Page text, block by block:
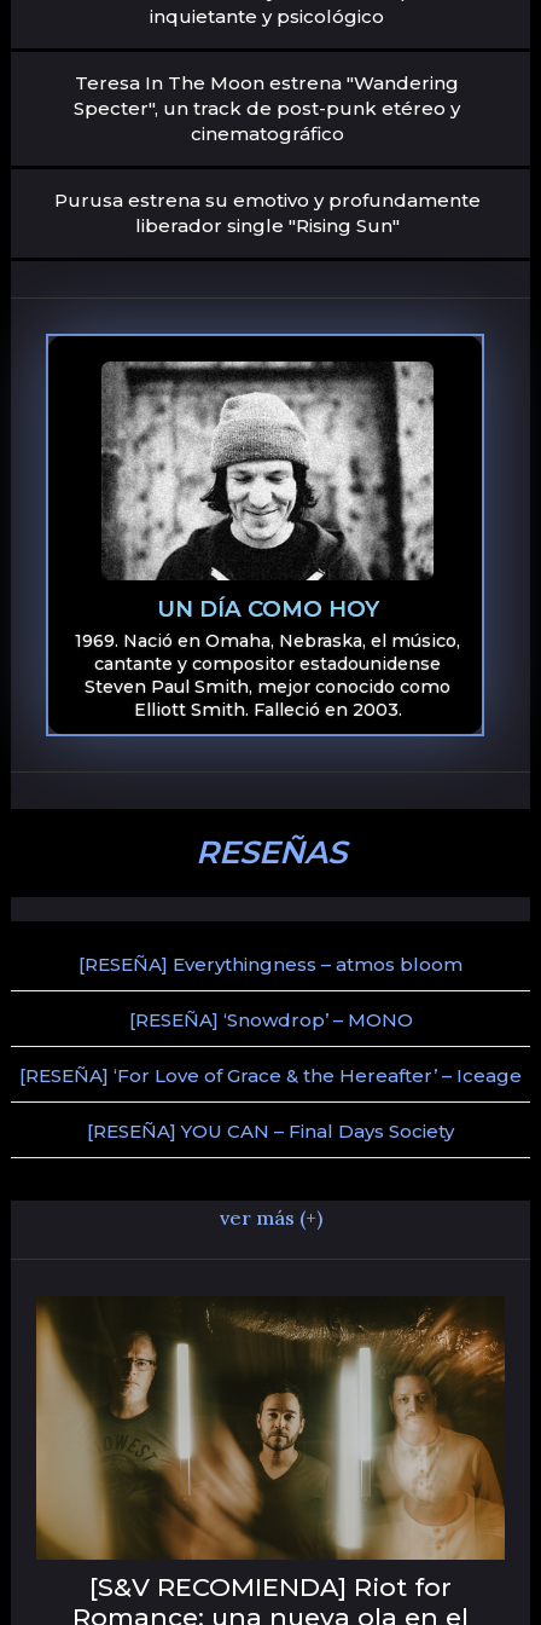
inquietante y psicológico
Teresa In The Moon estrena "Wandering
Specter", un track de post-punk etéreo y
cinematográfico
Purusa estrena su emotivo y profundamente
liberador single "Rising Sun"
UN DÍA COMO HOY
1969. Nació en Omaha, Nebraska, el músico,
cantante y compositor estadounidense
Steven Paul Smith, mejor conocido como
Elliott Smith. Falleció en 2003.
RESEÑAS
[RESEÑA] Everythingness – atmos bloom
[RESEÑA] ‘Snowdrop’ – MONO
[RESEÑA] ‘For Love of Grace & the Hereafter’ – Iceage
[RESEÑA] YOU CAN – Final Days Society
ver más (+)
[S&V RECOMIENDA] Riot for
Romance: una nueva ola en el